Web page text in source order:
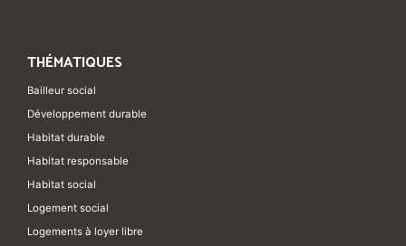
THÉMATIQUES
Bailleur social
Développement durable
Habitat durable
Habitat responsable
Habitat social
Logement social
Logements à loyer libre